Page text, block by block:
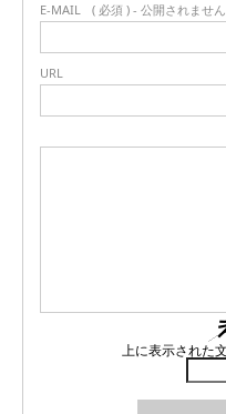
E-MAIL ( 必須 ) - 公開されませ
URL
上に表示された